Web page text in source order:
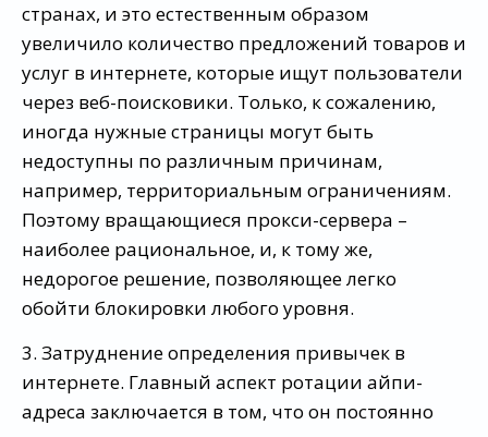
странах, и это естественным образом
увеличило количество предложений товаров и
услуг в интернете, которые ищут пользователи
через веб-поисковики. Только, к сожалению,
иногда нужные страницы могут быть
недоступны по различным причинам,
например, территориальным ограничениям.
Поэтому вращающиеся прокси-сервера –
наиболее рациональное, и, к тому же,
недорогое решение, позволяющее легко
обойти блокировки любого уровня.
3. Затруднение определения привычек в
интернете. Главный аспект ротации айпи-
адреса заключается в том, что он постоянно